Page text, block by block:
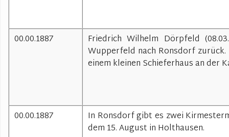
00.00.1887
Friedrich Wilhelm Dörpfeld
Wupperfeld nach Ronsdorf
einem kleinen Schieferhaus an der
00.00.1887
In Ronsdorf gibt es zwei
dem 15. August in Holthausen.